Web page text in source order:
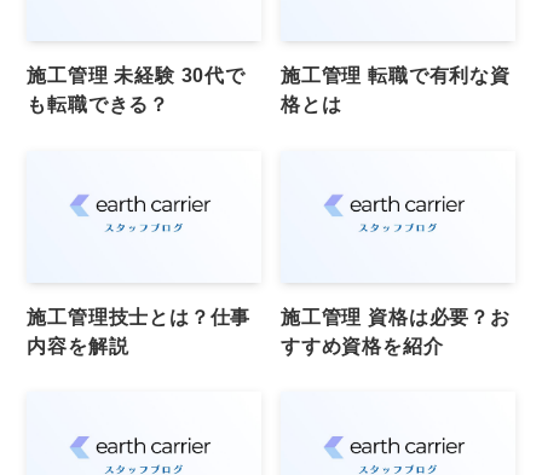
施工管理 未経験 30代で
も転職できる？
施工管理 転職で有利な資
格とは
施工管理技士とは？仕事
内容を解説
施工管理 資格は必要？お
すすめ資格を紹介